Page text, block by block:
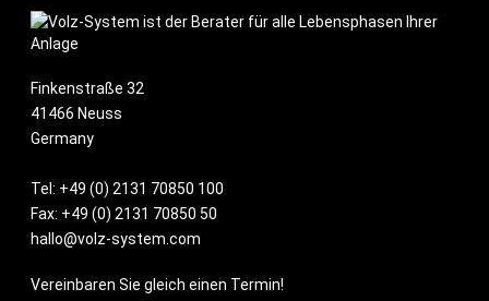
Finkenstraße 32
41466 Neuss
Germany
Tel: +49 (0) 2131 70850 100
Fax: +49 (0) 2131 70850 50
hallo@volz-system.com
Vereinbaren Sie gleich einen Termin!